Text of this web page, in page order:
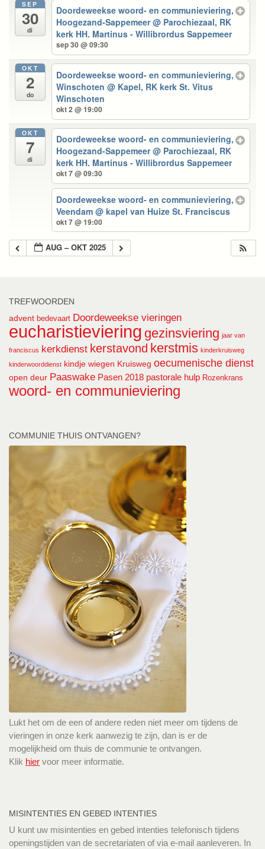
SEP
30
di
Doordeweekse woord- en communieviering,
Hoogezand-Sappemeer@ Parochiezaal, RK
kerk HH. Martinus - Willibrordus Sappemeer
sep 30 @ 09:30
OKT
2
do
Doordeweekse woord- en communieviering,
Winschoten@ Kapel, RK kerk St. Vitus
Winschoten
okt 2 @ 19:00
OKT
7
di
Doordeweekse woord- en communieviering,
Hoogezand-Sappemeer@ Parochiezaal, RK
kerk HH. Martinus - Willibrordus Sappemeer
okt 7 @ 09:30
Doordeweekse woord- en communieviering,
Veendam@ kapel van Huize St. Franciscus
okt 7 @ 19:00
AUG – OKT 2025
TREFWOORDEN
advent bedevaart Doordeweekse vieringen
eucharistieviering gezinsviering jaar van
franciscus kerkdienst kerstavond kerstmis kinderkruisweg
kinderwoorddienst kindje wiegen Kruisweg oecumenische dienst
open deur Paaswake Pasen 2018 pastorale hulp Rozenkrans
woord- en communieviering
COMMUNIE THUIS ONTVANGEN?
Lukt het om de een of andere reden niet meer om tijdens de
vieringen in onze kerk aanwezig te zijn, dan is er de
mogelijkheid om thuis de communie te ontvangen.
Klik hier voor meer informatie.
MISINTENTIES EN GEBED INTENTIES
U kunt uw misintenties en gebed intenties telefonisch tijdens
openingstijden van de secretariaten of via e-mail aanleveren. In